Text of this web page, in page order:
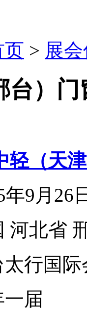
页 > 展
台）
轻（天
年9月26
河北省
太行国
一届